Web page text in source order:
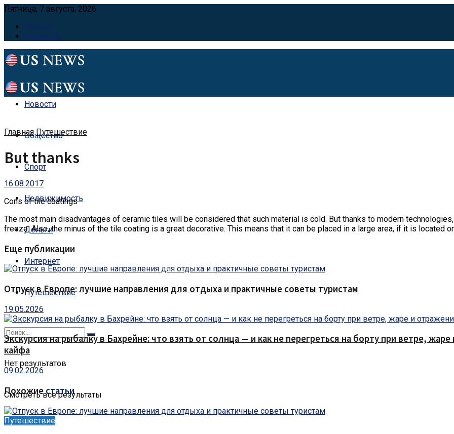
Пятница, 7 августа, 2026
Главная
Контакты
Новости
Общество
Спорт
Недвижимость
Деньги
Интернет
Путешествие
Нет результатов
Смотреть все результаты
Главная Путешествие
But thanks
16.08.2017
Cons of tile coatings
The most main disadvantages of ceramic tiles will be considered that such material is cold. But thanks to modern
freeze. Also, the minus of the tile coating is a great decorative. This means that it can be placed in a large area, if it is located
Еще публикации
Отпуск в Европе: лучшие направления для отдыха и практичные советы туристам
19.05.2026
Экскурсия на рыбалку в Бахрейне: что взять от солнца — и как не перегреться на борту при ветре,
кайфа
09.02.2026
Похожиестатьи
Путешествие